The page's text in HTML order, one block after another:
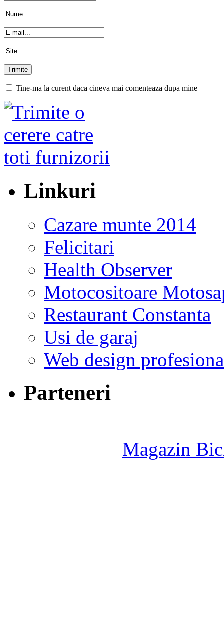
Tine-ma la curent daca cineva mai comenteaza dupa mine
Linkuri
Cazare munte 2014
Felicitari
Health Observer
Motocositoare
Restaurant Constanta
Usi de garaj
Web design
Parteneri
Magazin